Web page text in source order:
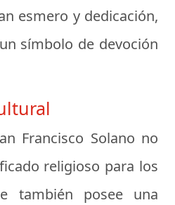
esmero y dedicación,
símbolo de devoción
Francisco Solano no
religioso para los
también posee una